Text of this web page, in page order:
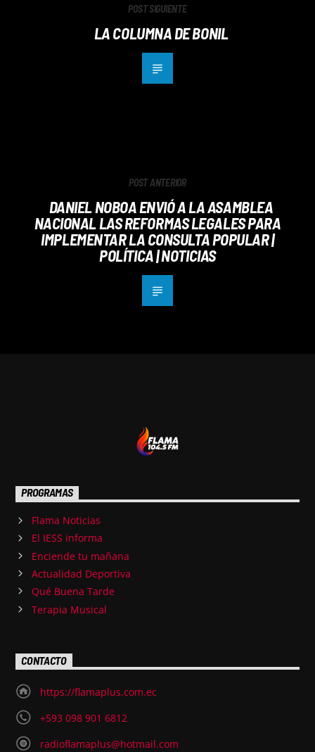
POST SIGUIENTE
LA COLUMNA DE BONIL
POST ANTERIOR
DANIEL NOBOA ENVIÓ A LA ASAMBLEA
NACIONAL LAS REFORMAS LEGALES PARA
IMPLEMENTAR LA CONSULTA POPULAR |
POLÍTICA | NOTICIAS
PROGRAMAS
Flama Noticias
El IESS informa
Enciende tu mañana
Actualidad Deportiva
Qué Buena Tarde
Terapia Musical
CONTACTO
https://flamaplus.com.ec
+593 098 901 6812
radioflamaplus@hotmail.com